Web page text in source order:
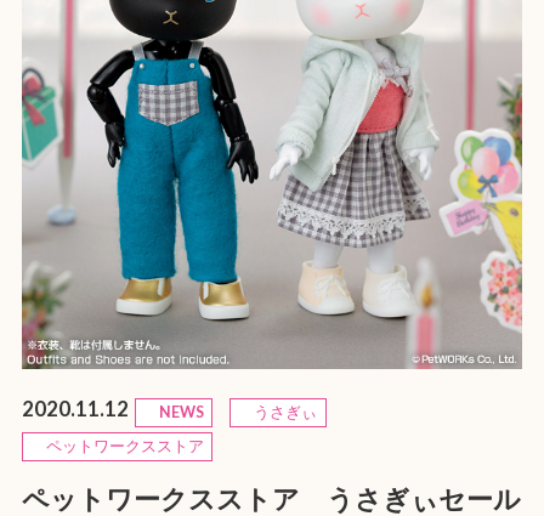
2020.11.12 NEWS
うさぎぃ
ペットワークスストア
ペットワークスストア うさぎぃセール